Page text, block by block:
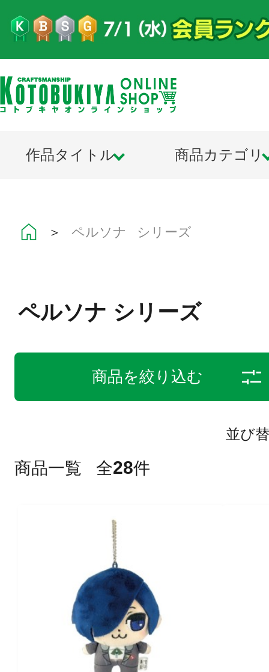
作品タイトル 商品カテゴリ
＞ ペルソナ シリーズ
ペルソナ シリーズ
商品を絞り込む
並び
商品一覧 全28件